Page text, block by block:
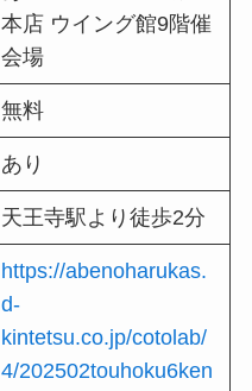
本店 ウイング館9階催
会場
無料
あり
天王寺駅より徒歩2分
https://abenoharukas.
d-
kintetsu.co.jp/cotolab/
4/202502touhoku6ken